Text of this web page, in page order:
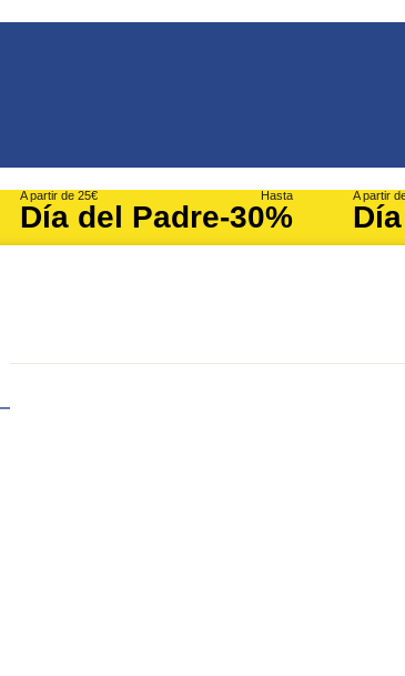
A partir de 25€
Día del Padre
Hasta
-30%
A partir